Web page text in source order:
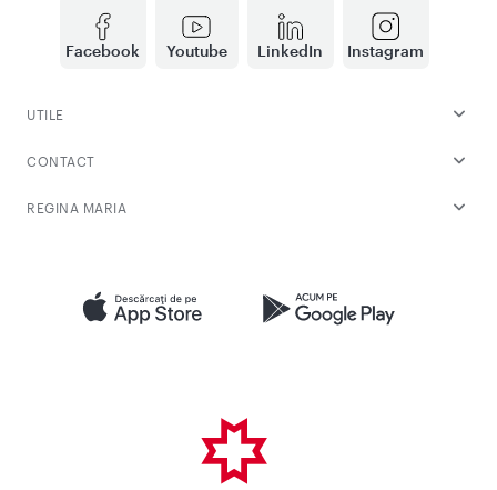
Facebook Youtube LinkedIn Instagram
UTILE
CONTACT
REGINA MARIA